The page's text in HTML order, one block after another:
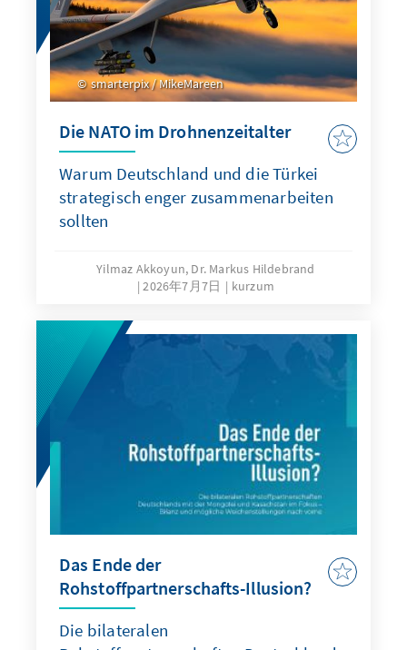
smarterpix / MikeMareen
Die NATO im Drohnenzeitalter
Warum Deutschland und die Türkei
strategisch enger zusammenarbeiten
sollten
Yilmaz Akkoyun, Dr. Markus Hildebrand
2026年7月7日
kurzum
Das Ende der
Rohstoffpartnerschafts-Illusion?
Die bilateralen